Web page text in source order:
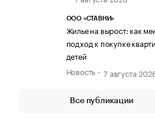
ООО «СТАВНИ»
Жилье на вырост: как
подход к покупке
детей
Новость
7 августа
Все публикации